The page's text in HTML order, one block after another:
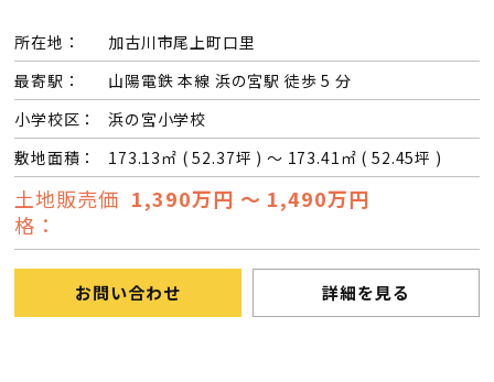
所在地：
加古川市尾上町口里
最寄駅：
山陽電鉄 本線 浜の宮駅 徒歩 5 分
小学校区：
浜の宮小学校
敷地面積：
173.13㎡ ( 52.37坪 ) ～ 173.41㎡ ( 52.45坪 )
土地販売価
格：
1,390万円 ～ 1,490万円
お問い合わせ 詳細を見る